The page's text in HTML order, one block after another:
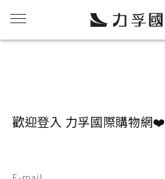
歡迎登入 力孚國際購物網❤️